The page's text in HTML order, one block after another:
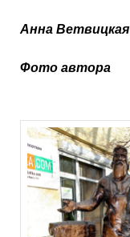
Анна Ветвицкая
Фото автора